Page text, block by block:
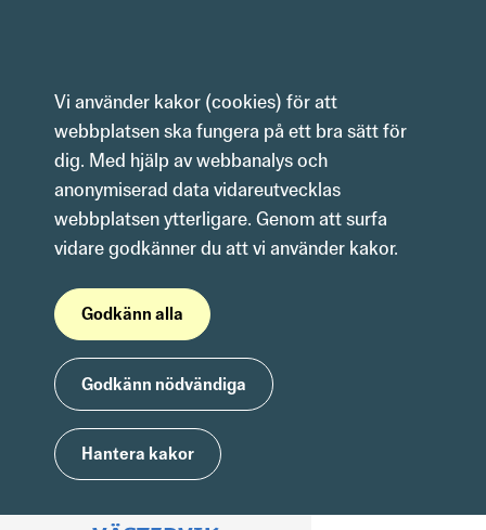
Vi använder kakor (cookies) för att
webbplatsen ska fungera på ett bra sätt för
dig. Med hjälp av webbanalys och
anonymiserad data vidareutvecklas
webbplatsen ytterligare. Genom att surfa
vidare godkänner du att vi använder kakor.
Godkänn alla
Godkänn nödvändiga
Hantera kakor